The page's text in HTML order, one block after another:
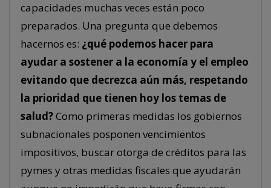
capacidades muchas veces están poco
preparados. Una pregunta que debemos
hacernos es: ¿qué podemos hacer para
ayudar a sostener a la economía y el empleo
evitando que decrezca aún más, respetando
la prioridad que tienen hoy los temas de
salud?Como primeras medidas los gobiernos
subnacionales posponen vencimientos
impositivos, buscar otorga de créditos para las
pymes y otras medidas fiscales que ayudarán